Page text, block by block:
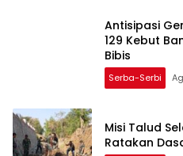
Antisipasi
129 Kebut
Bibis
Serba-Serbi
Misi Talud
Ratakan